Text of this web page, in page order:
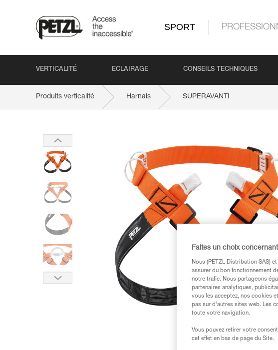
SPORT
VERTICALITÉ ECLAIRAGE CONSEILS TECHNIQUES
Produits verticalité Harnais SUPERAVANTI
Faites un choix
Nous (PETZL Distribution SAS)
assurer du bon fonctionnement
notre trafic. Nous partageons
partenaires analytiques,
vous les acceptez, nos cookies
pas sur d’autres sites web. Les
toute votre navigation.
Vous pouvez retirer votre
cet effet en bas de page du Site.